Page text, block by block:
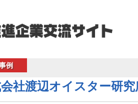
例
社渡辺オイスター研究